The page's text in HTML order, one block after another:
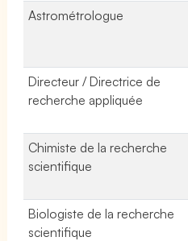
Astrométrologue
Directeur / Directrice de
recherche appliquée
Chimiste de la recherche
scientifique
Biologiste de la recherche
scientifique